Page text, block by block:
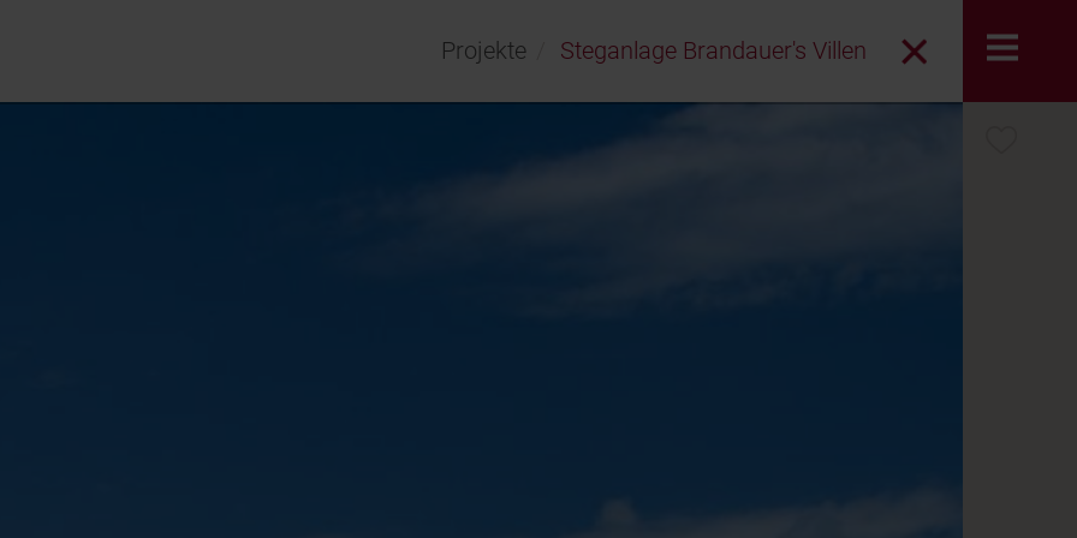
Projekte Steganlage Brandauer's Villen